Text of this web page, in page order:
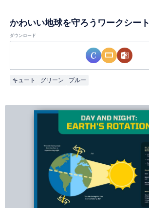
かわいい地球を守ろうワークシート
ダウンロード
キュート グリーン ブルー